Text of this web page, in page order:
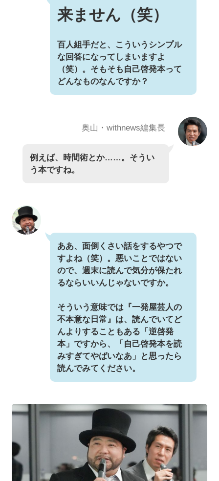
来ません（笑）
百人組手だと、こういうシンプル
な回答になってしまいますよ
（笑）。そもそも自己啓発本って
どんなものなんですか？
奥山・withnews編集長
例えば、時間術とか……。そうい
う本ですね。
ああ、面倒くさい話をするやつで
すよね（笑）。悪いことではない
ので、週末に読んで気分が保たれ
るならいいんじゃないですか。
そういう意味では『一発屋芸人の
不本意な日常』は、読んでいてど
んよりすることもある「逆啓発
本」ですから、「自己啓発本を読
みすぎてやばいなあ」と思ったら
読んでみてください。